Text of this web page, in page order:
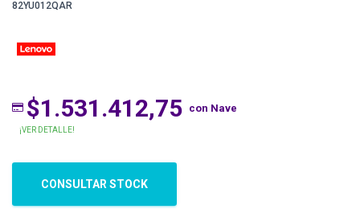
82YU012QAR
$1.531.412,75 con Nave
¡VER DETALLE!
CONSULTAR STOCK